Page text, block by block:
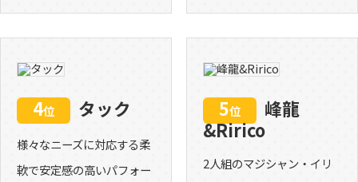
4位 タック
様々なニーズに対応する柔
軟で安定感の高いパフォー
5位
峰龍
&Ririco
2人組のマジシャン・イリ